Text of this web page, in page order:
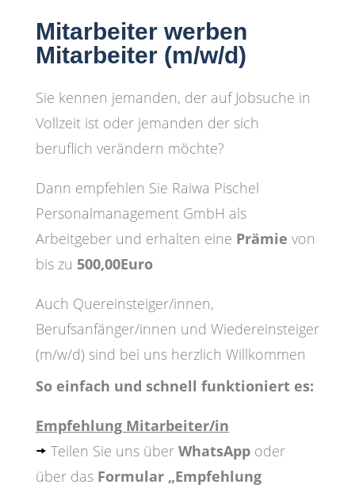
Mitarbeiter werben
Mitarbeiter (m/w/d)
Sie kennen jemanden, der auf Jobsuche in
Vollzeit ist oder jemanden der sich
beruflich verändern möchte?
Dann empfehlen Sie Raiwa Pischel
Personalmanagement GmbH als
Arbeitgeber und erhalten eine Prämie von
bis zu 500,00Euro
Auch Quereinsteiger/innen,
Berufsanfänger/innen und Wiedereinsteiger
(m/w/d) sind bei uns herzlich Willkommen
So einfach und schnell funktioniert es:
Empfehlung Mitarbeiter/in
Teilen Sie uns über WhatsApp oder
über das Formular „Empfehlung